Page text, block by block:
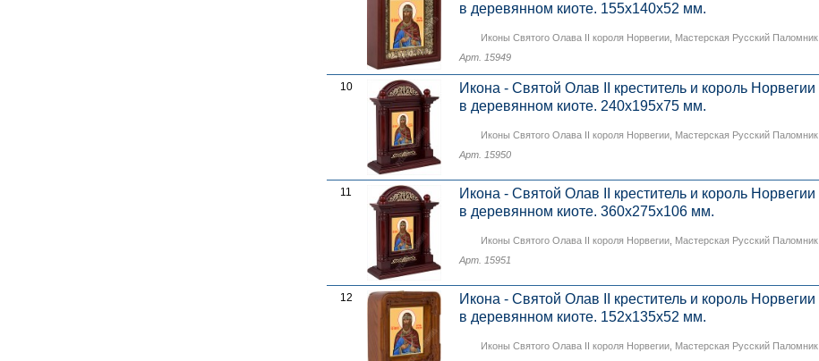
в деревянном киоте. 155х140х52 мм.
Иконы Святого Олава II короля Норвегии Мастерская Русский Паломник
Арт. 15949
10
Икона - Святой Олав II креститель и король Норвегии
в деревянном киоте. 240х195х75 мм.
Иконы Святого Олава II короля Норвегии Мастерская Русский Паломник
Арт. 15950
11
Икона - Святой Олав II креститель и король Норвегии
в деревянном киоте. 360х275х106 мм.
Иконы Святого Олава II короля Норвегии Мастерская Русский Паломник
Арт. 15951
12
Икона - Святой Олав II креститель и король Норвегии
в деревянном киоте. 152х135х52 мм.
Иконы Святого Олава II короля Норвегии Мастерская Русский Паломник